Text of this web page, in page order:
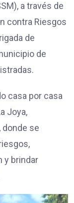
a través de
contra Riesgos
de
de
casa por casa
Joya,
se
y brindar